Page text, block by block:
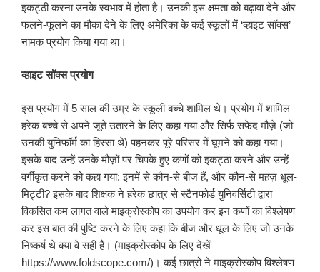
इकट्ठी करना उनके स्वभाव में होता है। उनकी इस क्षमता को बढ़ावा देने और
फलने-फूलने का मौका देने के लिए अमेरिका के कई स्कूलों में ‘व्हाइट सॉक्स’
नामक प्रयोग किया गया था।
व्हाइट सॉक्स प्रयोग
इस प्रयोग में 5 साल की उम्र के स्कूली बच्चे शामिल थे। प्रयोग में शामिल
हरेक बच्चे से अपने जूते उतारने के लिए कहा गया और सिर्फ सफेद मौज़े (जो
उनकी युनिफॉर्म का हिस्सा थे) पहनकर पूरे परिसर में घूमने को कहा गया।
इसके बाद उन्हें उनके मौज़ों पर चिपके हुए कणों को इकट्ठा करने और उन्हें
वर्गीकृत करने को कहा गया: इनमें से कौन-से बीज हैं, और कौन-से महज़ धूल-
मिट्टी? इसके बाद शिक्षक ने हरेक छात्र से स्टैनफोर्ड युनिवर्सिटी द्वारा
विकसित कम लागत वाले माइक्रोस्कोप का उपयोग कर इन कणों का विश्लेषण
कर इस बात की पुष्टि करने के लिए कहा कि बीज और धूल के लिए जो उनके
निष्कर्ष थे क्या वे सही हैं। (माइक्रोस्कोप के लिए देखें
https://www.foldscope.com/)। कई छात्रों ने माइक्रोस्कोप विश्लेषण